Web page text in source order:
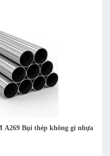
630MM ống thép BA ống ASME